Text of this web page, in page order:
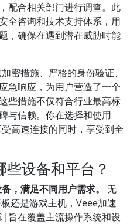
配合相关部门进行调查。此
全咨询和技术支持体系，用
，确保在遇到潜在威胁时能
密措施、严格的身份验证、
急响应，为用户营造了一个
些措施不仅符合行业最高标
与信赖。你在选择和使用
高速连接的同时，享受到全
设备和平台？
，满足不同用户需求。
无
还是游戏主机，Veee加速
旨在覆盖主流操作系统和设